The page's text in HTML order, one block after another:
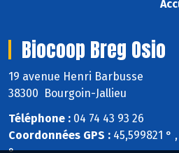
Biocoop Breg Osio
19 avenue Henri Barbusse
38300 Bourgoin-Jallieu
Téléphone : 04 74 43 93 26
Coordonnées GPS : 45,599821 °